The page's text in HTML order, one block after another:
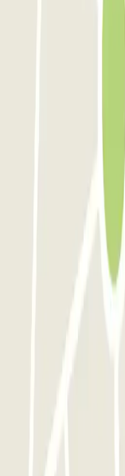
il Vostro servizio,